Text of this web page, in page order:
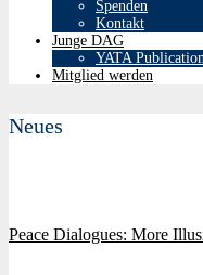
Spenden
Kontakt
Junge DAG
YATA
Mitglied werden
Neues
Peace Dialogues: More